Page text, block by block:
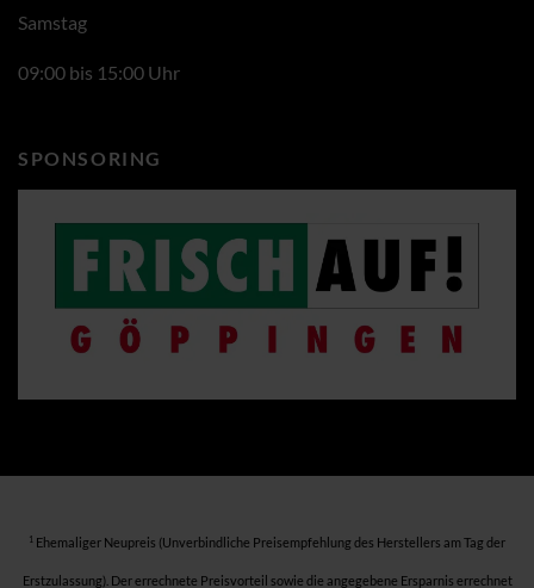
Samstag
09:00 bis 15:00 Uhr
SPONSORING
1 Ehemaliger Neupreis (Unverbindliche Preisempfehlung des Herstellers am Tag der
Erstzulassung). Der errechnete Preisvorteil sowie die angegebene Ersparnis errechnet